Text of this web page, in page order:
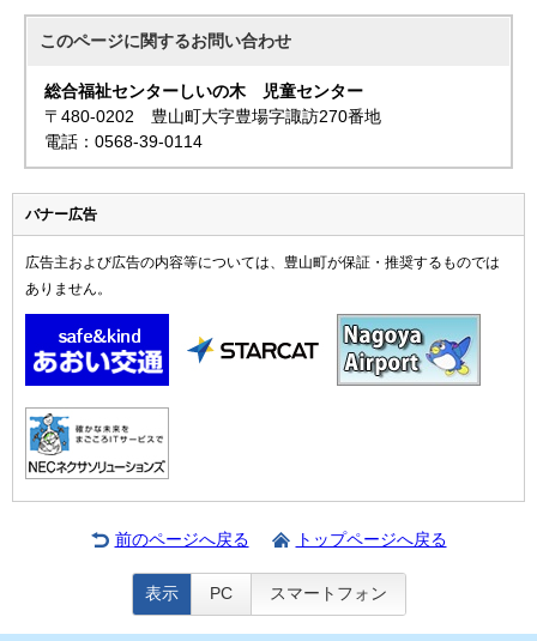
このページに関するお問い合わせ
総合福祉センターしいの木 児童センター
〒480-0202 豊山町大字豊場字諏訪270番地
電話：0568-39-0114
バナー広告
広告主および広告の内容等については、豊山町が保証・推奨するものでは
ありません。
前のページへ戻る トップページへ戻る
表示 PC スマートフォン